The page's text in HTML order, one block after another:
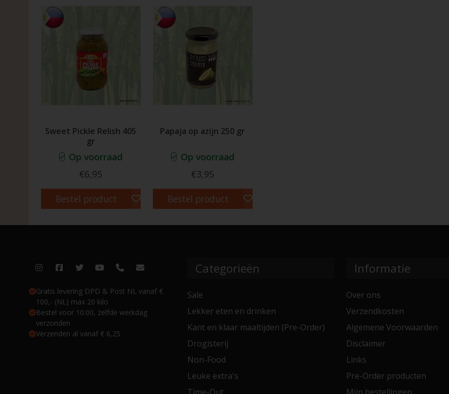
Sweet Pickle Relish 405
gr
Op voorraad
€6,95
Bestel product
Papaja op azijn 250 gr
Op voorraad
€3,95
Bestel product
Gratis levering DPD & Post NL vanaf €
100,- (NL) max 20 kilo
Bestel voor 10:00, zelfde werkdag
verzonden
Verzenden al vanaf € 6,25
Categorieën
Sale
Lekker eten en drinken
Kant en klaar maaltijden (Pre-Order)
Drogisterij
Non-Food
Leuke extra's
Informatie
Over ons
Verzendkosten
Algemene Voorwaarden
Disclaimer
Links
Pre-Order producten